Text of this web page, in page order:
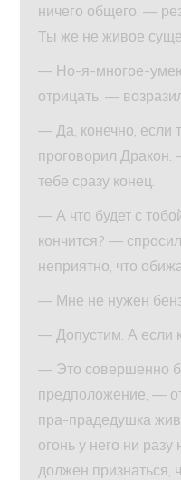
ничего общего, —
Ты же не живое
— Но-я-многое-
отрицать, —
— Да, конечно, если
проговорил Дракон.
тебе сразу конец.
— А что будет с
кончится? —
неприятно, что
— Мне не нужен
— Допустим. А если
— Это совершенно
предположение, —
пра-прадедушка
огонь у него ни
должен признаться,